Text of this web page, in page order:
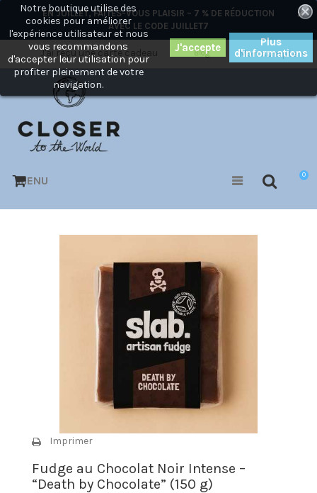
EN JUILLET, FAITES-VOUS PLAISIR – 7 % DE RÉDUCTION
AVEC LE CODE JUILLET7
×
Mon compte
Blog
J'ai reçu une carte cadeau
0
MENU
Notre boutique utilise des
cookies pour améliorer
l'expérience utilisateur et nous
vous recommandons
d'accepter leur utilisation pour
profiter pleinement de votre
navigation.
Plus
d'informations
Imprimer
Fudge au Chocolat Noir Intense –
“Death by Chocolate” (150 g)